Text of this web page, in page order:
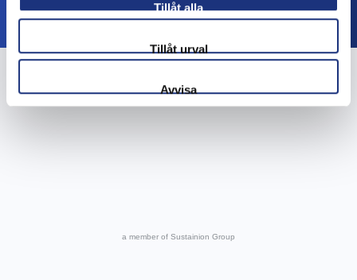
Tillåt alla
Tillåt urval
Avvisa
a member of Sustainion Group